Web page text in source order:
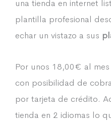
una tienda en internet
plantilla profesional
echar un vistazo a sus
Por unos 18,00€ al
con posibilidad de
por tarjeta de crédito.
tienda en 2 idiomas lo